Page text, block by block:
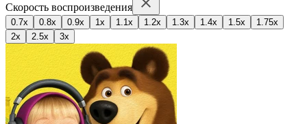
Скорость воспроизведения
0.7x 0.8x 0.9x 1x 1.1x 1.2x 1.3x 1.4x 1.5x
1.75x
2x
2.5x 3x